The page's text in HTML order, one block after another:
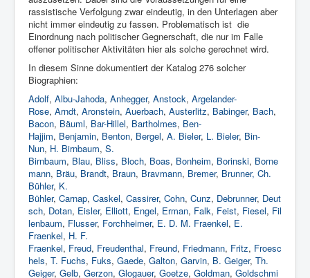
rassistische Verfolgung zwar eindeutig, in den Unterlagen aber
nicht immer eindeutig zu fassen. Problematisch ist die
Einordnung nach politischer Gegnerschaft, die nur im Falle
offener politischer Aktivitäten hier als solche gerechnet wird.
In diesem Sinne dokumentiert der Katalog 276 solcher
Biographien:
Adolf, Albu-Jahoda, Anhegger, Anstock, Argelander-
Rose, Arndt, Aronstein, Auerbach, Austerlitz, Babinger, Bach,
Bacon, Bäuml, Bar-Hillel, Bartholmes, Ben-
Hajjim, Benjamin, Benton, Bergel, A. Bieler, L. Bieler, Bin-
Nun, H. Birnbaum, S.
Birnbaum, Blau, Bliss, Bloch, Boas, Bonheim, Borinski, Borne
mann, Bräu, Brandt, Braun, Bravmann, Bremer, Brunner, Ch.
Bühler, K.
Bühler, Carnap, Caskel, Cassirer, Cohn, Cunz, Debrunner, Deut
sch, Dotan, Eisler, Elliott, Engel, Erman, Falk, Feist, Fiesel, Fil
lenbaum, Flusser, Forchheimer, E. D. M. Fraenkel, E.
Fraenkel, H. F.
Fraenkel, Freud, Freudenthal, Freund, Friedmann, Fritz, Froesc
hels, T. Fuchs, Fuks, Gaede, Galton, Garvin, B. Geiger, Th.
Geiger, Gelb, Gerzon, Glogauer, Goetze, Goldman, Goldschmi